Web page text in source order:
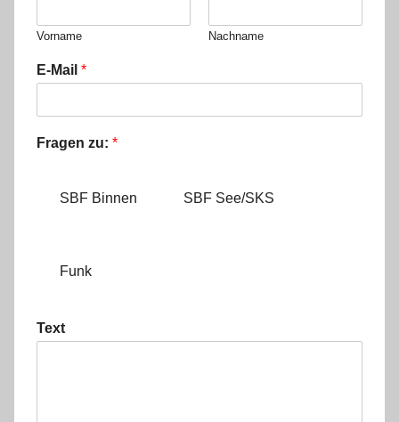
Vorname Nachname
E-Mail *
Fragen zu: *
SBF Binnen SBF See/SKS
Funk
Text